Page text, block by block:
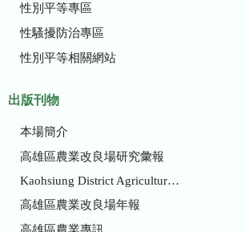
性別平等專區
性騷擾防治專區
性別平等相關網站
出版刊物
本場簡介
高雄區農業改良場研究彙報
Kaohsiung District Agricultural Research and Extension Station
高雄區農業改良場年報
高雄區農業專訊